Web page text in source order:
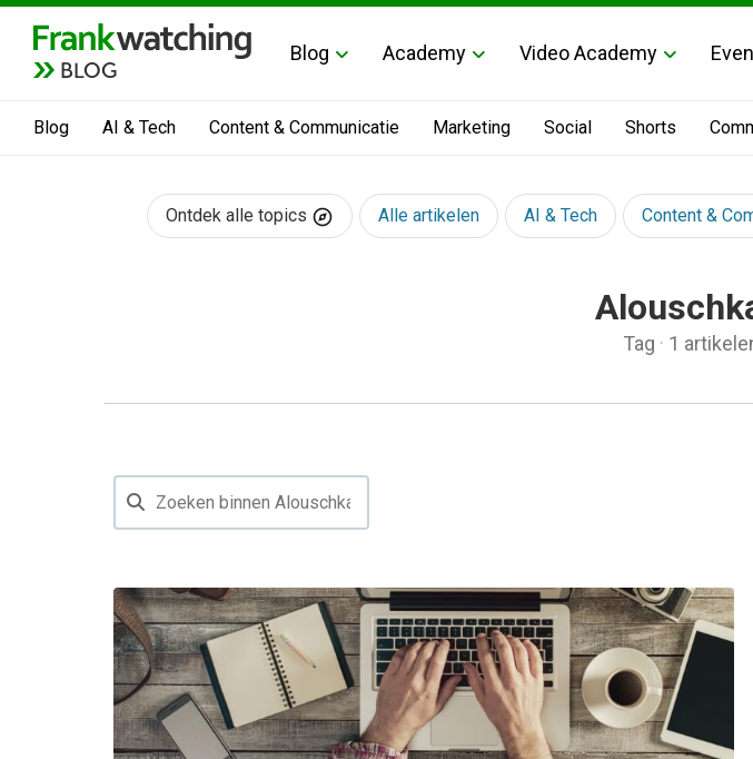
BLOG
Blog Academy Video Academy
Blog AI & Tech Content & Communicatie Marketing Social Shorts
Ontdek alle topics Alle artikelen AI & Tech Content &
Tag · 1